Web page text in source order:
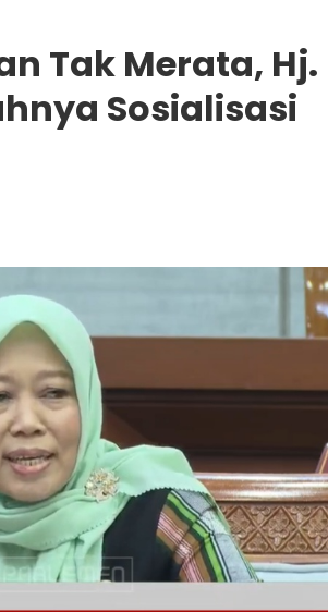
Tak Merata, Hj.
Sosialisasi